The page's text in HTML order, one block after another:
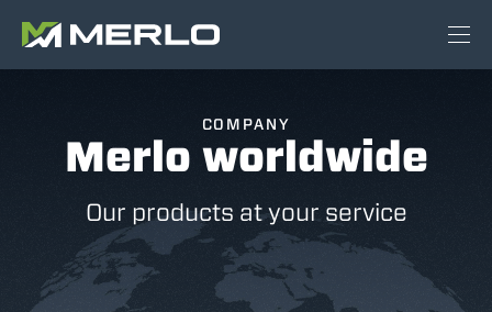
COMPANY
Merlo worldwide
Our products at your service